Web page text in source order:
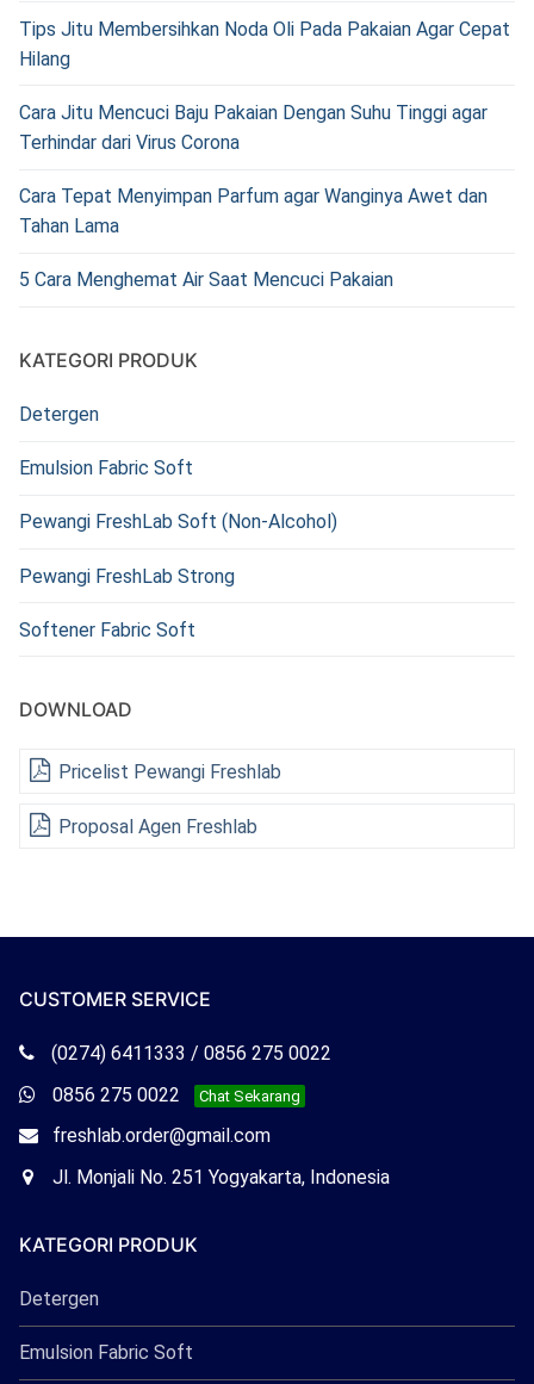
Tips Jitu Membersihkan Noda Oli Pada Pakaian Agar Cepat
Hilang
Cara Jitu Mencuci Baju Pakaian Dengan Suhu Tinggi agar
Terhindar dari Virus Corona
Cara Tepat Menyimpan Parfum agar Wanginya Awet dan
Tahan Lama
5 Cara Menghemat Air Saat Mencuci Pakaian
KATEGORI PRODUK
Detergen
Emulsion Fabric Soft
Pewangi FreshLab Soft (Non-Alcohol)
Pewangi FreshLab Strong
Softener Fabric Soft
DOWNLOAD
Pricelist Pewangi Freshlab
Proposal Agen Freshlab
CUSTOMER SERVICE
Telepon
Freshlab
(0274) 6411333 / 0856 275 0022
Whatsapp
Freshlab
0856 275 0022 Chat Sekarang
Email
Freshlab
freshlab.order@gmail.com
OfficeJl. Monjali No. 251 Yogyakarta, Indonesia
KATEGORI PRODUK
Detergen
Emulsion Fabric Soft